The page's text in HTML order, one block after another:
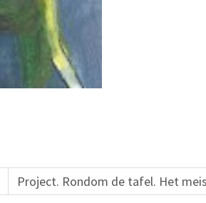
Project. Rondom de tafel. Het